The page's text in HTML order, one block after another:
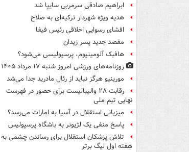
ابراهیم صادقی سرمربی سایپا شد
هدیه ویژه شهردار ترکیه‌ای به صلاح
افشای رسوایی اخلاقی رئیس فیفا
مقصد جدید پسر زیدان
هافبک آلومینیوم، پرسپولیسی می‌شود؟
روزنامه‌های ورزشی امروز ‌شنبه ۱۷ مرداد ۱۴۰۵
مورینیو هرگز نباید از رئال مادرید جدا می‌شد
رقابت ۲۸ والیبالیست برای حضور در فهرست
نهایی تیم ملی
میزبانی استقلال در آسیا به امارات می‌رسد؟
پاسخ منفی یک لژیونر به باشگاه پرسپولیس
تلاش پزشکان استقلال برای رساندن چشمی به
هفته اول لیگ برتر